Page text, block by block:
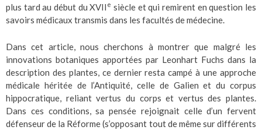
plus tard au début du XVII e siècle et qui remirent en question les
savoirs médicaux transmis dans les facultés de médecine.
Dans cet article, nous cherchons à montrer que malgré les
innovations botaniques apportées par Leonhart Fuchs dans la
description des plantes, ce dernier resta campé à une approche
médicale héritée de l’Antiquité, celle de Galien et du corpus
hippocratique, reliant vertus du corps et vertus des plantes.
Dans ces conditions, sa pensée rejoignait celle d’un fervent
défenseur de la Réforme (s’opposant tout de même sur différents